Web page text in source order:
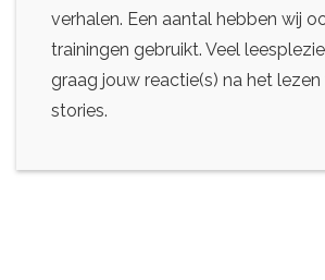
verhalen. Een aantal hebben wij
trainingen gebruikt. Veel
graag jouw reactie(s) na het
stories.